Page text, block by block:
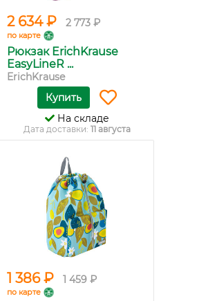
2 634 ₽ 2 773 ₽
по карте
Рюкзак ErichKrause
EasyLineR ...
ErichKrause
Купить
На складе
Дата доставки: 11 августа
1 386 ₽ 1 459 ₽
по карте